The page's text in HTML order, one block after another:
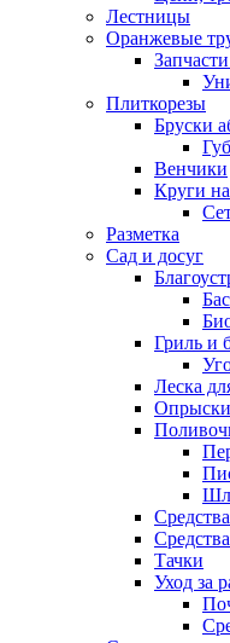
Лестницы
Оранжевые
Плиткорезы
Бруски
Венчики
Круги
Разметка
Сад и досуг
Гриль и
Леска
Тачки
Уход за